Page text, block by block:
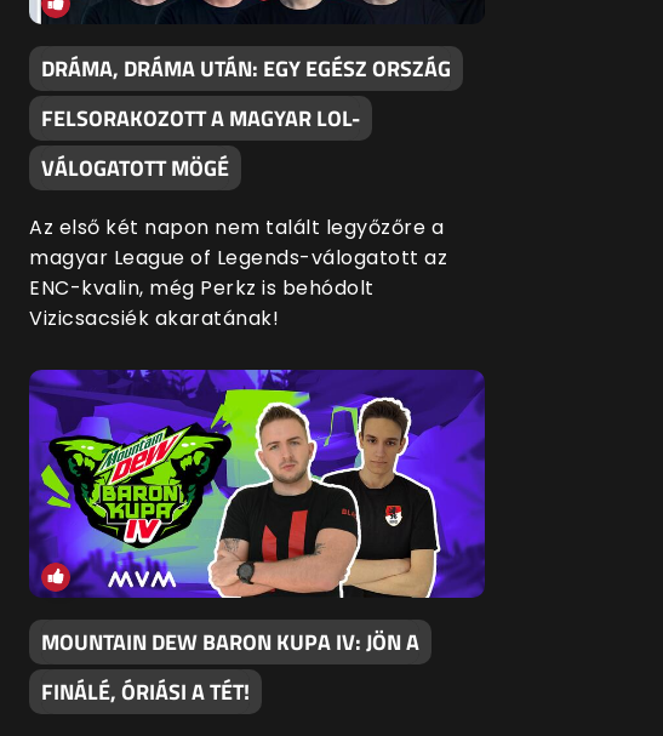
DRÁMA, DRÁMA UTÁN: EGY EGÉSZ ORSZÁG
FELSORAKOZOTT A MAGYAR LOL-
VÁLOGATOTT MÖGÉ
Az első két napon nem talált legyőzőre a
magyar League of Legends-válogatott az
ENC-kvalin, még Perkz is behódolt
Vizicsacsiék akaratának!
MOUNTAIN DEW BARON KUPA IV: JÖN A
FINÁLÉ, ÓRIÁSI A TÉT!